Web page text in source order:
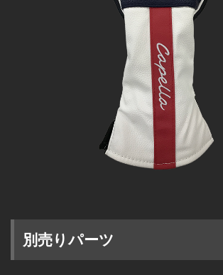
別売りパーツ